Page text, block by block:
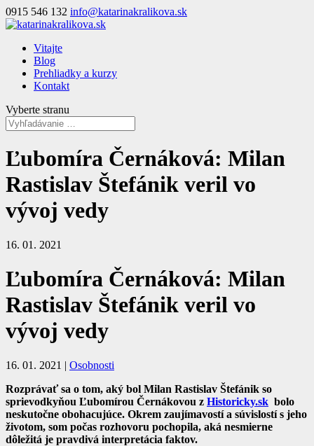
0915 546 132 info@katarinakralikova.sk
Vitajte
Blog
Prehliadky a kurzy
Kontakt
Vyberte stranu
Ľubomíra Černáková: Milan
Rastislav Štefánik veril vo
vývoj vedy
16. 01. 2021
Ľubomíra Černáková: Milan
Rastislav Štefánik veril vo
vývoj vedy
16. 01. 2021 | Osobnosti
Rozprávať sa o tom, aký bol Milan Rastislav Štefánik so
sprievodkyňou Ľubomírou Černákovou z Historicky.sk bolo
neskutočne obohacujúce. Okrem zaujímavostí a súvislostí s jeho
životom, som počas rozhovoru pochopila, aká nesmierne
dôležitá je pravdivá interpretácia faktov.